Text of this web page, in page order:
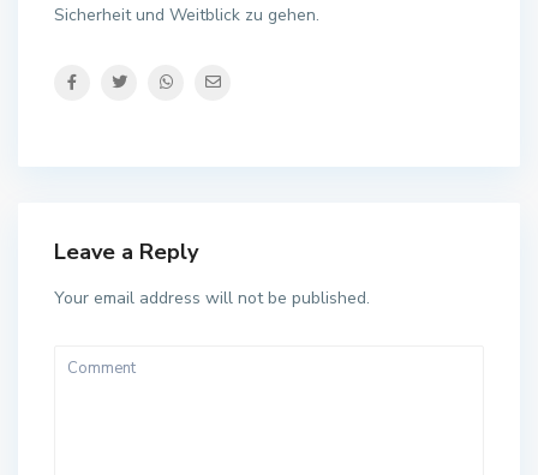
Sicherheit und Weitblick zu gehen.
Leave a Reply
Your email address will not be published.